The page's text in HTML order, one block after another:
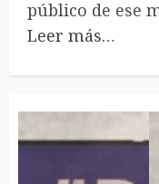
público de ese
Leer más…